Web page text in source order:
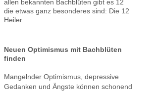
allen bekannten Bachblüten gibt es 12
die etwas ganz besonderes sind: Die 12
Heiler.
Neuen Optimismus mit Bachblüten
finden
Mangelnder Optimismus, depressive
Gedanken und Ängste können schonend